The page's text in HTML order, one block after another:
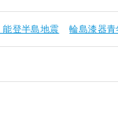
能登半島地震 輪島漆器青